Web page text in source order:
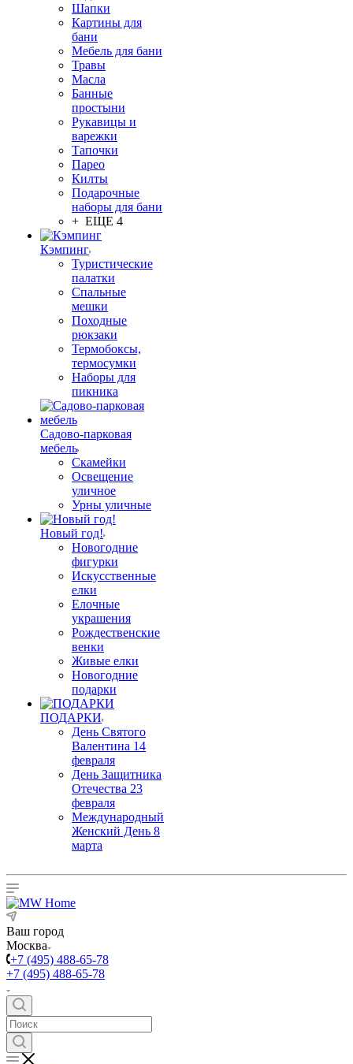
Шапки
Картины для
бани
Мебель для бани
Травы
Масла
Банные
простыни
Рукавицы и
варежки
Тапочки
Парео
Килты
Подарочные
наборы для бани
+ ЕЩЕ 4
Кэмпинг
Туристические
палатки
Спальные
мешки
Походные
рюкзаки
Термобоксы,
термосумки
Наборы для
пикника
Садово-парковая
мебель
Скамейки
Освещение
уличное
Урны уличные
Новый год!
Новогодние
фигурки
Искусственные
елки
Елочные
украшения
Рождественские
венки
Живые елки
Новогодние
подарки
ПОДАРКИ
День Святого
Валентина 14
февраля
День Защитника
Отечества 23
февраля
Международный
Женский День 8
марта
Ваш город
Москва
+7 (495) 488-65-78
+7 (495) 488-65-78